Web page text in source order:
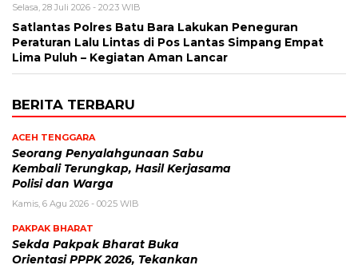
Selasa, 28 Juli 2026 - 20:23 WIB
Satlantas Polres Batu Bara Lakukan Peneguran
Peraturan Lalu Lintas di Pos Lantas Simpang Empat
Lima Puluh – Kegiatan Aman Lancar
BERITA TERBARU
ACEH TENGGARA
Seorang Penyalahgunaan Sabu
Kembali Terungkap, Hasil Kerjasama
Polisi dan Warga
Kamis, 6 Agu 2026 - 00:25 WIB
PAKPAK BHARAT
Sekda Pakpak Bharat Buka
Orientasi PPPK 2026, Tekankan